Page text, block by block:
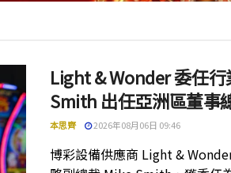
Light & Wonder 委任
Smith 出任亞洲區董事
本思齊 2026年08月06日 09:46
博彩設備供應商 Light &